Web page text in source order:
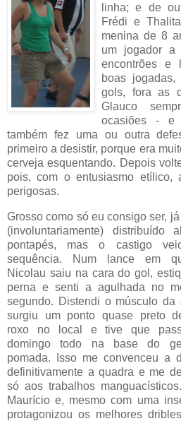
linha; e de
Frédi e
menina de 8
um jogador a
encontrões e
boas
gols, fora as
Glauco
ocasiões - e
também fez uma ou outra
primeiro a desistir, porque era
cerveja esquentando. Depois
pois, com o entusiasmo etílico,
perigosas.
Grosso como só eu consigo ser,
(involuntariamente) distribuído
pontapés, mas o castigo
sequência. Num lance em
Nicolau saiu na cara do gol,
perna e senti a agulhada no
segundo. Distendi o músculo da
surgiu um ponto quase preto
roxo no local e tive que
domingo todo na base do
pomada. Isso me convenceu a
definitivamente a quadra e me
só aos trabalhos
Maurício e, mesmo com uma
protagonizou os melhores